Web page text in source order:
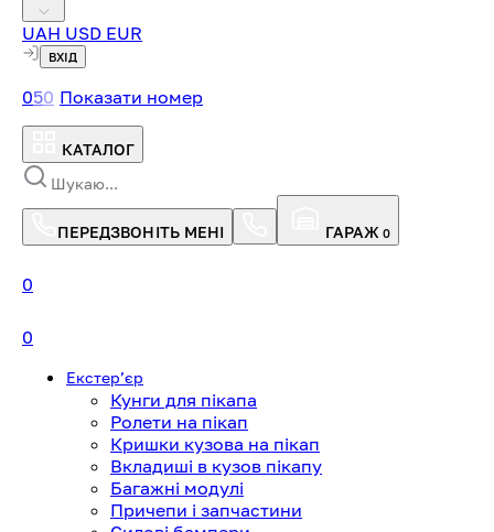
UAH USD EUR
ВХІД
050 Показати номер
КАТАЛОГ
ПЕРЕДЗВОНІТЬ МЕНІ ГАРАЖ 0
0
0
Екстерʼєр
Кунги для пікапа
Ролети на пікап
Кришки кузова на пікап
Вкладиші в кузов пікапу
Багажні модулі
Причепи і запчастини